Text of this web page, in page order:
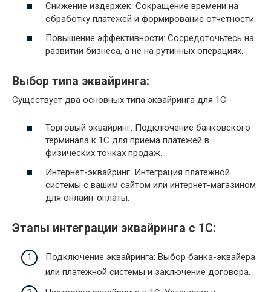
Снижение издержек: Сокращение времени на
обработку платежей и формирование отчетности.
Повышение эффективности: Сосредоточьтесь на
развитии бизнеса, а не на рутинных операциях.
Выбор типа эквайринга:
Существует два основных типа эквайринга для 1С:
Торговый эквайринг: Подключение банковского
терминала к 1С для приема платежей в
физических точках продаж.
Интернет-эквайринг: Интеграция платежной
системы с вашим сайтом или интернет-магазином
для онлайн-оплаты.
Этапы интеграции эквайринга с 1С:
Подключение эквайринга: Выбор банка-эквайера
или платежной системы и заключение договора.